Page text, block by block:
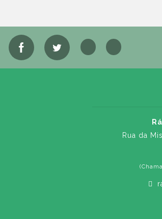
Rua da